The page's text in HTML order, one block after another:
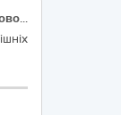
Обов'язкове страхування цивільно-правової відповідальності власників наземних транспортних засобів